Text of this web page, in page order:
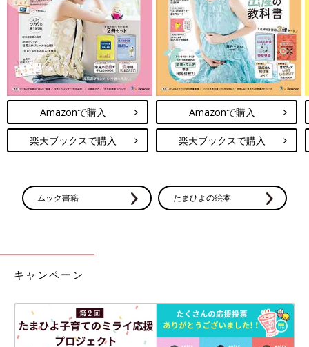
Amazonで購入
楽天ブックスで購入
Amazonで購入
楽天ブックスで購入
ムック書籍 たまひよの絵本
キャンペーン